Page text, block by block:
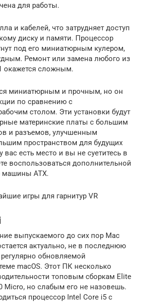
для работы.
и кабелей, что затрудняет доступ
диску и памяти. Процессор
под его миниатюрным кулером,
Ремонт или замена любого из
окажется сложным.
миниатюрным и прочным, но он
по сравнению с
столом. Эти установки будут
материнские платы с большим
и разъемов, улучшенным
пространством для будущих
есть место и вы не суетитесь в
воспользоваться дополнительной
машины ATX.
игры для гарнитур VR
выпускаемого до сих пор Mac
актуально, не в последнюю
обновляемой
macOS. Этот ПК несколько
топовым сборкам Elite
Micro, но слабым его не назовешь.
процессор Intel Core i5 с